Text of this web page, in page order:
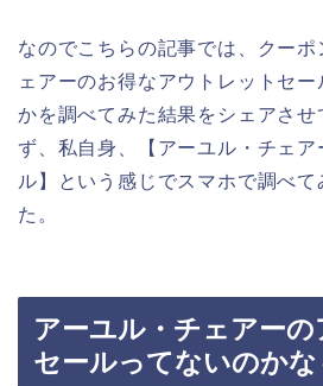
なのでこちらの記事では、クー
ェアーのお得なアウトレットセ
かを調べてみた結果をシェアさせ
ず、私自身、【アーユル・チェ
ル】という感じでスマホで調べて
た。
アーユル・チェアーの
セールってないのかな